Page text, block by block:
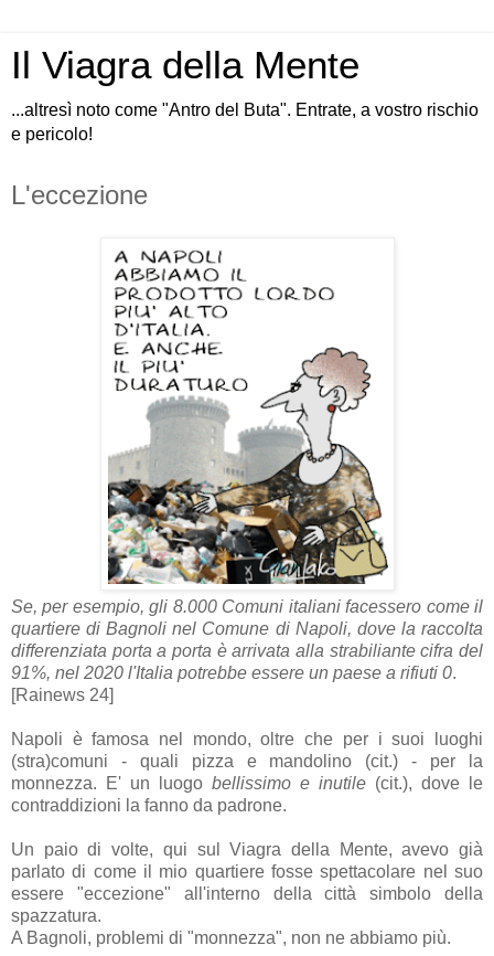
Il Viagra della Mente
...altresì noto come "Antro del Buta". Entrate, a vostro rischio
e pericolo!
L'eccezione
Se, per esempio, gli 8.000 Comuni italiani facessero come il
quartiere di Bagnoli nel Comune di Napoli, dove la raccolta
differenziata porta a porta è arrivata alla strabiliante cifra del
91%, nel 2020 l'Italia potrebbe essere un paese a rifiuti 0.
[Rainews 24]
Napoli è famosa nel mondo, oltre che per i suoi luoghi
(stra)comuni - quali pizza e mandolino (cit.) - per la
monnezza. E' un luogo bellissimo e inutile (cit.), dove le
contraddizioni la fanno da padrone.
Un paio di volte, qui sul Viagra della Mente, avevo già
parlato di come il mio quartiere fosse spettacolare nel suo
essere "eccezione" all'interno della città simbolo della
spazzatura.
A Bagnoli, problemi di "monnezza", non ne abbiamo più.